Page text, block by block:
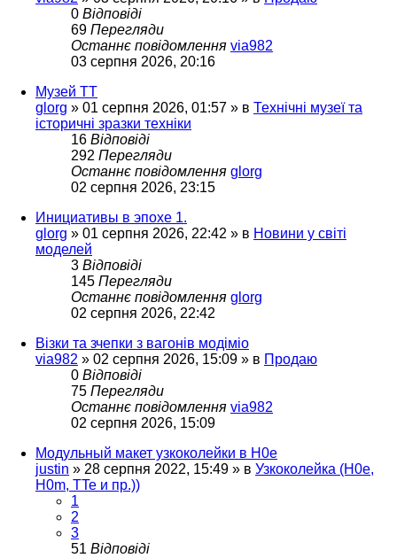
0 Відповіді
69 Перегляди
Останнє повідомлення via982
03 серпня 2026, 20:16
Музей ТТ
glorg » 01 серпня 2026, 01:57 » в Технічні музеї та
історичні зразки техніки
16 Відповіді
292 Перегляди
Останнє повідомлення glorg
02 серпня 2026, 23:15
Инициативы в эпохе 1.
glorg » 01 серпня 2026, 22:42 » в Новини у світі
моделей
3 Відповіді
145 Перегляди
Останнє повідомлення glorg
02 серпня 2026, 22:42
Візки та зчепки з вагонів модіміо
via982 » 02 серпня 2026, 15:09 » в Продаю
0 Відповіді
75 Перегляди
Останнє повідомлення via982
02 серпня 2026, 15:09
Модульный макет узкоколейки в H0e
justin » 28 серпня 2022, 15:49 » в Узкоколейка (H0e,
H0m, TTe и пр.))
1
2
3
51 Відповіді